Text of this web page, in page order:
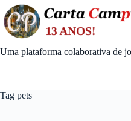
Skip
to
content
Uma plataforma colaborativa de
Tag pets